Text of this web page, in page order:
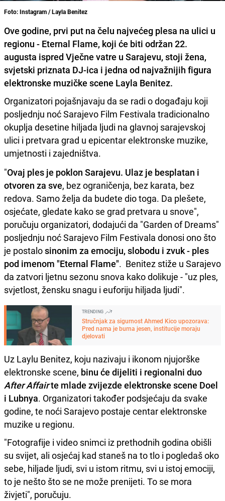
Foto: Instagram / Layla Benitez
Ove godine, prvi put na čelu najvećeg plesa na ulici u
regionu - Eternal Flame, koji će biti održan 22.
augusta ispred Vječne vatre u Sarajevu, stoji žena,
svjetski priznata DJ-ica i jedna od najvažnijih figura
elektronske muzičke scene Layla Benitez.
Organizatori pojašnjavaju da se radi o događaju koji
posljednju noć Sarajevo Film Festivala tradicionalno
okuplja desetine hiljada ljudi na glavnoj sarajevskoj
ulici i pretvara grad u epicentar elektronske muzike,
umjetnosti i zajedništva.
"Ovaj ples je poklon Sarajevu. Ulaz je besplatan i
otvoren za sve, bez ograničenja, bez karata, bez
redova. Samo želja da budete dio toga. Da plešete,
osjećate, gledate kako se grad pretvara u snove",
poručuju organizatori, dodajući da "Garden of Dreams"
posljednju noć Sarajevo Film Festivala donosi ono što
je postalosinonim za emociju, slobodu i zvuk - ples
pod imenom "Eternal Flame". Benitez stiže u Sarajevo
da zatvori ljetnu sezonu snova kako dolikuje - "uz ples,
svjetlost, žensku snagu i euforiju hiljada ljudi".
TRENDING
Stručnjak za sigurnost Ahmed Kico upozorava:
Pred nama je burna jesen, institucije moraju
djelovati
Uz Laylu Benitez, koju nazivaju i ikonom njujorške
elektronske scene, binu će dijeliti i regionalni duo
After Affairte mlade zvijezde elektronske scene Doel
i Lubnya. Organizatori također podsjećaju da svake
godine, te noći Sarajevo postaje centar elektronske
muzike u regionu.
"Fotografije i video snimci iz prethodnih godina obišli
su svijet, ali osjećaj kad staneš na to tlo i pogledaš oko
sebe, hiljade ljudi, svi u istom ritmu, svi u istoj emociji,
to je nešto što se ne može prenijeti. To se mora
živjeti", poručuju.